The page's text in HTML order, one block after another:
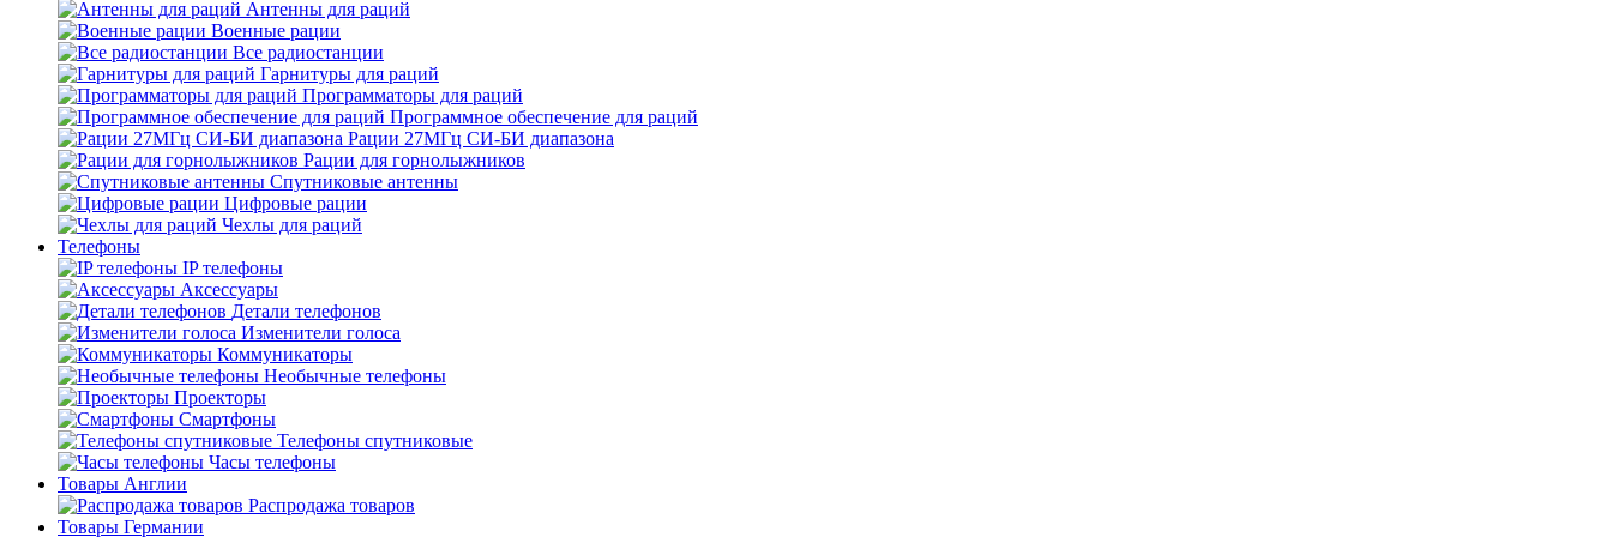
Антенны для раций
Военные рации
Все радиостанции
Гарнитуры для раций
Программаторы для раций
Программное обеспечение для раций
Рации 27МГц СИ-БИ диапазона
Рации для горнолыжников
Спутниковые антенны
Цифровые рации
Чехлы для раций
Телефоны
IP телефоны
Аксессуары
Детали телефонов
Изменители голоса
Коммуникаторы
Необычные телефоны
Проекторы
Смартфоны
Телефоны спутниковые
Часы телефоны
Товары Англии
Распродажа товаров
Товары Германии